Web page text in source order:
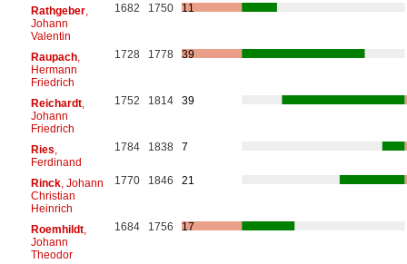
Rathgeber,
Johann
Valentin
1682 1750 11
Raupach,
Hermann
Friedrich
1728 1778 39
Reichardt,
Johann
Friedrich
1752 1814 39
Ries
Ferdinand
1784 1838 7
Rinck, Johann
Christian
Heinrich
1770 1846 21
Roemhildt,
Johann
Theodor
1684 1756 17